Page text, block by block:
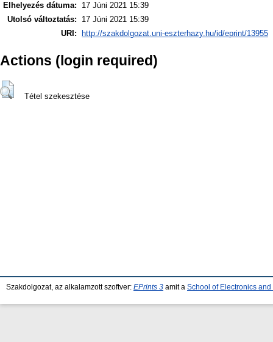
Elhelyezés dátuma:
17 Júni 2021 15:39
Utolsó változtatás:
17 Júni 2021 15:39
URI:
http://szakdolgozat.uni-eszterhazy.hu/id/eprint/13955
Actions (login required)
Tétel szekesztése
Szakdolgozat, az alkalamzott szoftver: EPrints 3 amit a School of Electronics